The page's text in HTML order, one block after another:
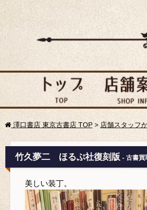
澤口書店 東京古書店 TOP > 店舗スタッフ
竹久夢二 ほるぷ社復刻版 - 古書買
美しい装丁。